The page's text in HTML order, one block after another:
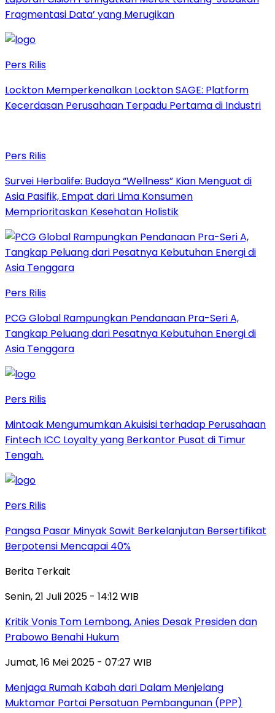
Fragmentasi Data’ yang Merugikan
Pers Rilis
Lockton Memperkenalkan Lockton SAGE: Platform
Kecerdasan Perusahaan Terpadu Pertama di Industri
Pers Rilis
Survei Herbalife: Budaya “Wellness” Kian Menguat di
Asia Pasifik, Empat dari Lima Konsumen
Memprioritaskan Kesehatan Holistik
Pers Rilis
PCG Global Rampungkan Pendanaan Pra-Seri A,
Tangkap Peluang dari Pesatnya Kebutuhan Energi di
Asia Tenggara
Pers Rilis
Mintoak Mengumumkan Akuisisi terhadap Perusahaan
Fintech ICC Loyalty yang Berkantor Pusat di Timur
Tengah.
Pers Rilis
Pangsa Pasar Minyak Sawit Berkelanjutan Bersertifikat
Berpotensi Mencapai 40%
Berita Terkait
Senin, 21 Juli 2025 - 14:12 WIB
Kritik Vonis Tom Lembong, Anies Desak Presiden dan
Prabowo Benahi Hukum
Jumat, 16 Mei 2025 - 07:27 WIB
Menjaga Rumah Kabah dari Dalam Menjelang
Muktamar Partai Persatuan Pembangunan (PPP)